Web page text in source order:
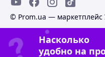
© Prom.ua — маркетплейс
Насколько
удобно на